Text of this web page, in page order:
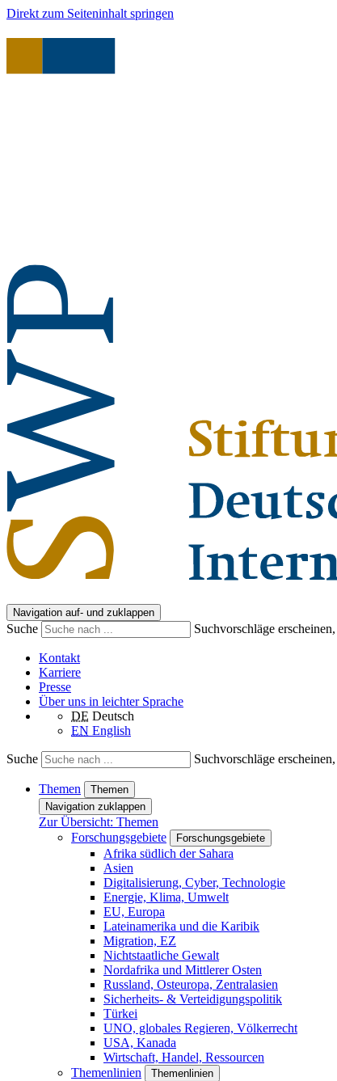
Direkt zum Seiteninhalt springen
Navigation auf- und zuklappen
Suche Suchvorschläge
Kontakt
Karriere
Presse
Über uns in leichter Sprache
DE Deutsch
EN English
Suche Suchvorschläge
Themen
Themen
Navigation zuklappen
Zur Übersicht: Themen
Forschungsgebiete
Forschungsgebiete
Afrika südlich der Sahara
Asien
Digitalisierung, Cyber, Technologie
Energie, Klima, Umwelt
EU, Europa
Lateinamerika und die Karibik
Migration, EZ
Nichtstaatliche Gewalt
Nordafrika und Mittlerer Osten
Russland, Osteuropa, Zentralasien
Sicherheits- & Verteidigungspolitik
Türkei
UNO, globales Regieren, Völkerrecht
USA, Kanada
Wirtschaft, Handel, Ressourcen
Themenlinien
Themenlinien